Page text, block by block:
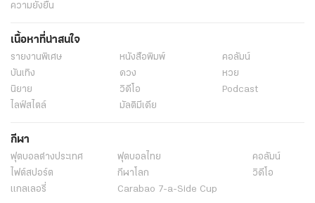
ความยั่งยืน
เนื้อหาที่น่าสนใจ
รายงานพิเศษ หนังสือพิมพ์
คอลัมน์
บันเทิง
ดวง
หวย
นิยาย
วิดีโอ
Podcast
ไลฟ์สไตล์
มัลติมีเดีย
กีฬา
ฟุตบอลต่่างประเทศ ฟุตบอลไทย
คอลัมน์
ไฟต์สปอร์ต
กีฬาโลก
วิดีโอ
แกลเลอรี่
Carabao 7-a-Side Cup